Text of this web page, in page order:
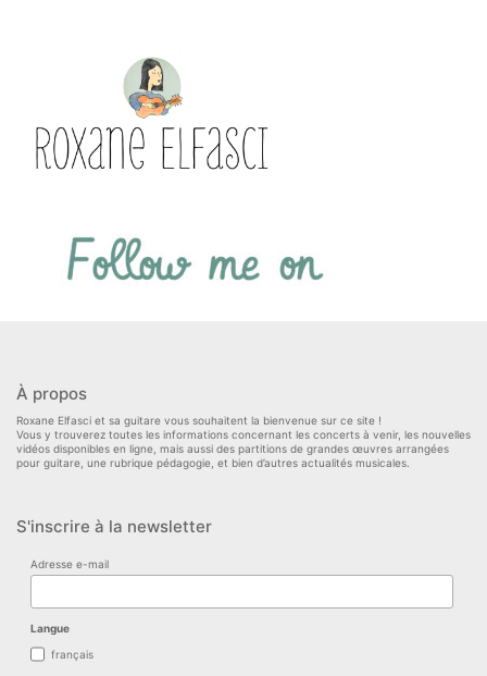
À propos
Roxane Elfasci et sa guitare vous souhaitent la bienvenue sur ce site !
Vous y trouverez toutes les informations concernant les concerts à venir, les nouvelles
vidéos disponibles en ligne, mais aussi des partitions de grandes œuvres arrangées
pour guitare, une rubrique pédagogie, et bien d’autres actualités musicales.
S'inscrire à la newsletter
Adresse e-mail
Langue
français